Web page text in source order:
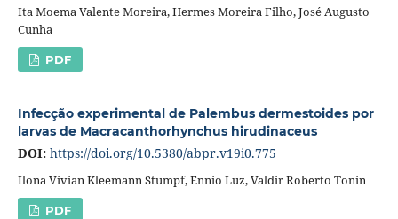
Ita Moema Valente Moreira, Hermes Moreira Filho, José Augusto
Cunha
PDF
Infecção experimental de Palembus dermestoides por
larvas de Macracanthorhynchus hirudinaceus
DOI: https://doi.org/10.5380/abpr.v19i0.775
Ilona Vivian Kleemann Stumpf, Ennio Luz, Valdir Roberto Tonin
PDF